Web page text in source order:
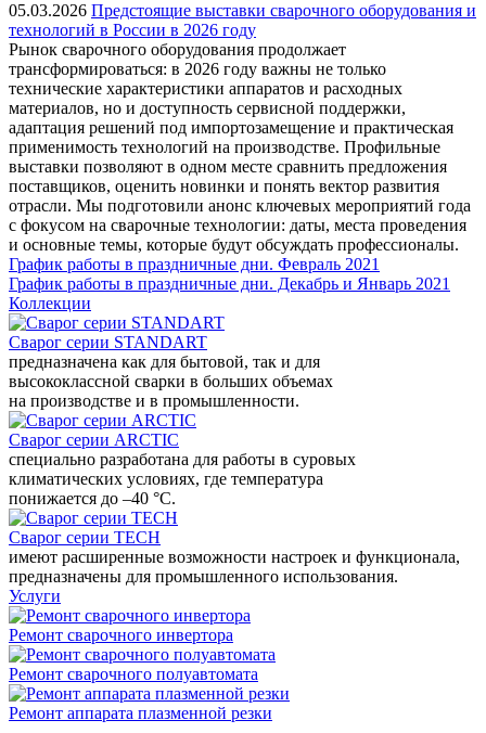
05.03.2026 Предстоящие выставки сварочного оборудования и
технологий в России в 2026 году
Рынок сварочного оборудования продолжает
трансформироваться: в 2026 году важны не только
технические характеристики аппаратов и расходных
материалов, но и доступность сервисной поддержки,
адаптация решений под импортозамещение и практическая
применимость технологий на производстве. Профильные
выставки позволяют в одном месте сравнить предложения
поставщиков, оценить новинки и понять вектор развития
отрасли. Мы подготовили анонс ключевых мероприятий года
с фокусом на сварочные технологии: даты, места проведения
и основные темы, которые будут обсуждать профессионалы.
График работы в праздничные дни. Февраль 2021
График работы в праздничные дни. Декабрь и Январь 2021
Коллекции
Сварог серии STANDART
предназначена как для бытовой, так и для
высококлассной сварки в больших объемах
на производстве и в промышленности.
Сварог серии ARCTIC
специально разработана для работы в суровых
климатических условиях, где температура
понижается до –40 °С.
Сварог серии TECH
имеют расширенные возможности настроек и функционала,
предназначены для промышленного использования.
Услуги
Ремонт сварочного инвертора
Ремонт сварочного полуавтомата
Ремонт аппарата плазменной резки